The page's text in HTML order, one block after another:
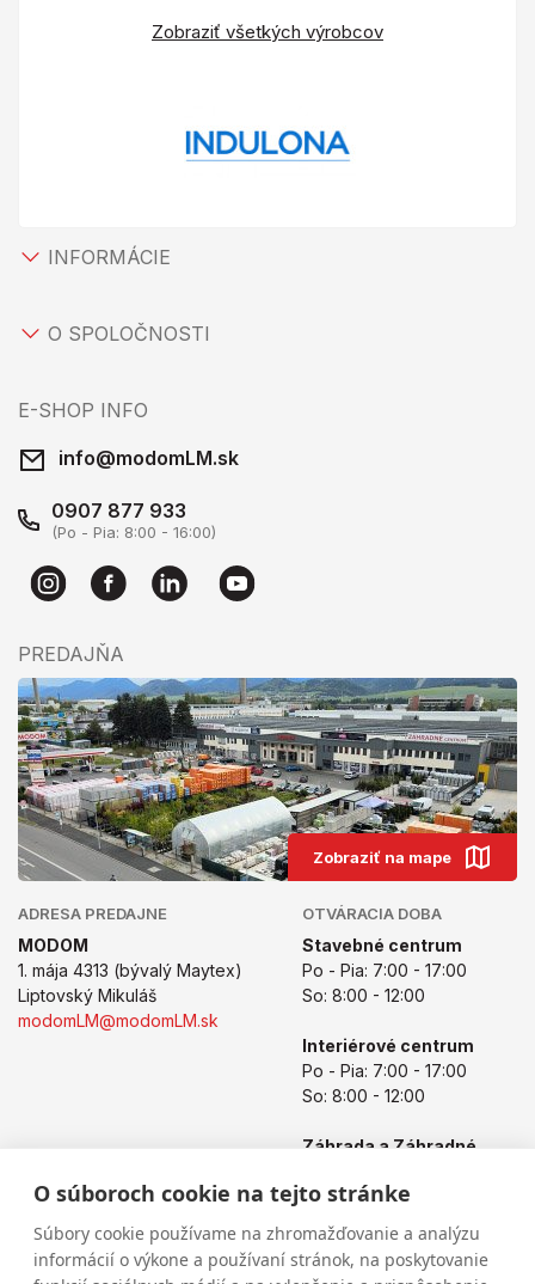
O súboroch cookie na tejto stránke
Súbory cookie používame na zhromažďovanie a analýzu
informácií o výkone a používaní stránok, na poskytovanie
Zobraziť všetkých výrobcov
INFORMÁCIE
O SPOLOČNOSTI
E-SHOP INFO
info@modomLM.sk
0907 877 933
(Po - Pia: 8:00 - 16:00)
PREDAJŇA
Zobraziť na mape
ADRESA PREDAJNE
MODOM
1. mája 4313 (bývalý Maytex)
Liptovský Mikuláš
modomLM@modomLM.sk
OTVÁRACIA DOBA
Stavebné centrum
Po - Pia: 7:00 - 17:00
So: 8:00 - 12:00
Interiérové centrum
Po - Pia: 7:00 - 17:00
So: 8:00 - 12:00
Záhrada a Záhradné
Po - Pia: 8:00 - 17:00
So: 8:00 - 12:00